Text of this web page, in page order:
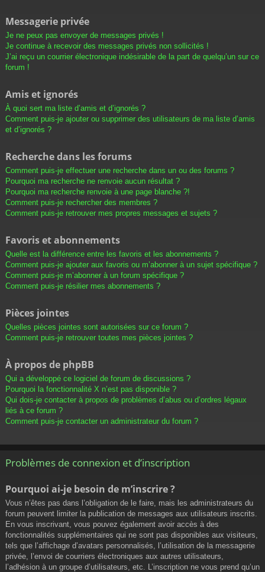
Messagerie privée
Je ne peux pas envoyer de messages privés !
Je continue à recevoir des messages privés non sollicités !
J’ai reçu un courrier électronique indésirable de la part de quelqu’un sur ce
forum !
Amis et ignorés
À quoi sert ma liste d’amis et d’ignorés ?
Comment puis-je ajouter ou supprimer des utilisateurs de ma liste d’amis
et d’ignorés ?
Recherche dans les forums
Comment puis-je effectuer une recherche dans un ou des forums ?
Pourquoi ma recherche ne renvoie aucun résultat ?
Pourquoi ma recherche renvoie à une page blanche ?!
Comment puis-je rechercher des membres ?
Comment puis-je retrouver mes propres messages et sujets ?
Favoris et abonnements
Quelle est la différence entre les favoris et les abonnements ?
Comment puis-je ajouter aux favoris ou m’abonner à un sujet spécifique ?
Comment puis-je m’abonner à un forum spécifique ?
Comment puis-je résilier mes abonnements ?
Pièces jointes
Quelles pièces jointes sont autorisées sur ce forum ?
Comment puis-je retrouver toutes mes pièces jointes ?
À propos de phpBB
Qui a développé ce logiciel de forum de discussions ?
Pourquoi la fonctionnalité X n’est pas disponible ?
Qui dois-je contacter à propos de problèmes d’abus ou d’ordres légaux
liés à ce forum ?
Comment puis-je contacter un administrateur du forum ?
Problèmes de connexion et d’inscription
Pourquoi ai-je besoin de m’inscrire ?
Vous n’êtes pas dans l’obligation de le faire, mais les administrateurs du
forum peuvent limiter la publication de messages aux utilisateurs inscrits.
En vous inscrivant, vous pouvez également avoir accès à des
fonctionnalités supplémentaires qui ne sont pas disponibles aux visiteurs,
tels que l’affichage d’avatars personnalisés, l’utilisation de la messagerie
privée, l’envoi de courriers électroniques aux autres utilisateurs,
l’adhésion à un groupe d’utilisateurs, etc. L’inscription ne vous prend qu’un